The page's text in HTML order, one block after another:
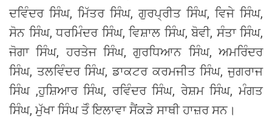
ਦਵਿੰਦਰ ਸਿੰਘ, ਮਿੱਤਰ ਸਿੰਘ, ਗੁਰਪ੍ਰੀਤ ਸਿੰਘ, ਵਿਜੇ ਸਿੰਘ,
ਸੋਨ ਸਿੰਘ, ਧਰਮਿੰਦਰ ਸਿੰਘ, ਵਿਸ਼ਾਲ ਸਿੰਘ, ਬੋਵੀ, ਸੰਤਾ ਸਿੰਘ,
ਜੋਗਾ ਸਿੰਘ, ਹਰਤੇਜ ਸਿੰਘ, ਗੁਰਧਿਆਨ ਸਿੰਘ, ਅਮਰਿੰਦਰ
ਸਿੰਘ, ਤਲਵਿੰਦਰ ਸਿੰਘ, ਡਾਕਟਰ ਕਰਮਜੀਤ ਸਿੰਘ, ਜੁਗਰਾਜ
ਸਿੰਘ ,ਹੁਸ਼ਿਆਰ ਸਿੰਘ, ਰਵਿੰਦਰ ਸਿੰਘ, ਰੇਸ਼ਮ ਸਿੰਘ, ਮੰਗਤ
ਸਿੰਘ, ਮੁੱਖਾ ਸਿੰਘ ਤੋੰ ਇਲਾਵਾ ਸੈਂਕੜੇ ਸਾਥੀ ਹਾਜ਼ਰ ਸਨ।